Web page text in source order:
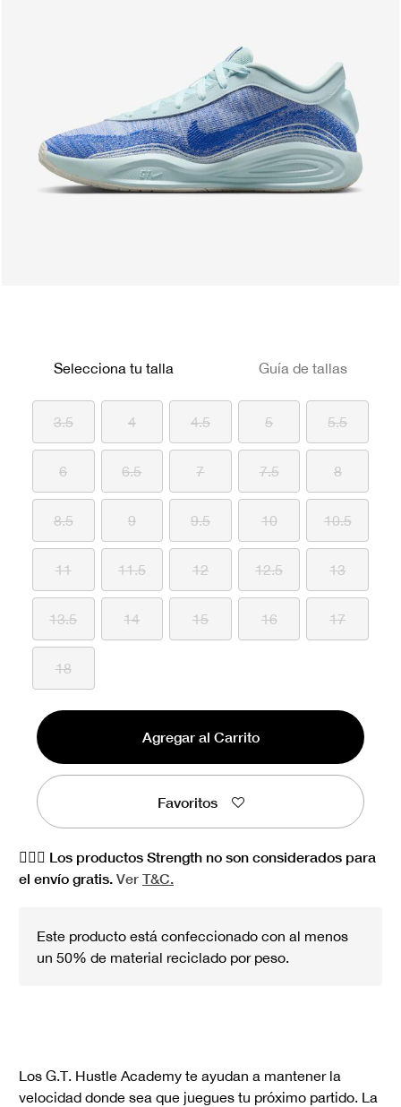
Selecciona tu talla Guía de tallas
3.5 4 4.5 5 5.5
6 6.5 7 7.5 8
8.5 9 9.5 10 10.5
11 11.5 12 12.5 13
13.5 14 15 16 17
18
Agregar al Carrito
Favoritos
🏋🏻‍♀️ Los productos Strength no son considerados para
el envío gratis. Ver T&C.
Este producto está confeccionado con al menos
un 50% de material reciclado por peso.
Los G.T. Hustle Academy te ayudan a mantener la
velocidad donde sea que juegues tu próximo partido. La